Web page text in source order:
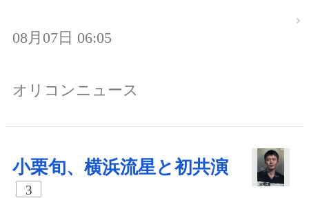
08月07日 06:05
オリコンニュース
小栗旬、横浜流星と初共演
3